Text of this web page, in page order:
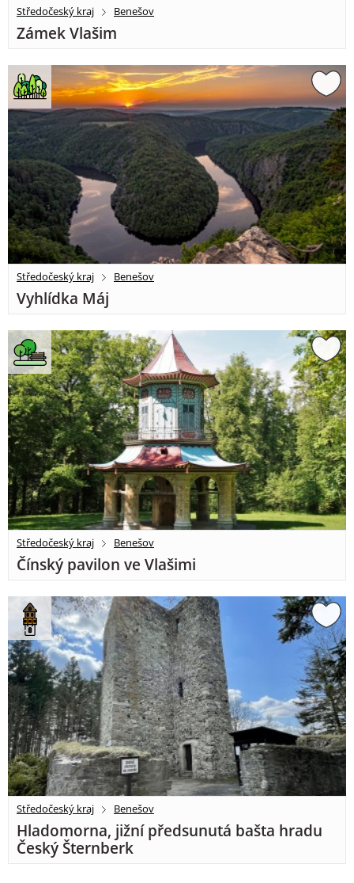
Středočeský kraj Benešov
Zámek Vlašim
Středočeský kraj Benešov
Vyhlídka Máj
Středočeský kraj Benešov
Čínský pavilon ve Vlašimi
Středočeský kraj Benešov
Hladomorna, jižní předsunutá bašta hradu
Český Šternberk